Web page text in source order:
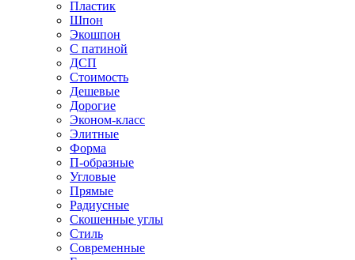
Пластик
Шпон
Экошпон
С патиной
ДСП
Стоимость
Дешевые
Дорогие
Эконом-класс
Элитные
Форма
П-образные
Угловые
Прямые
Радиусные
Скошенные углы
Стиль
Современные